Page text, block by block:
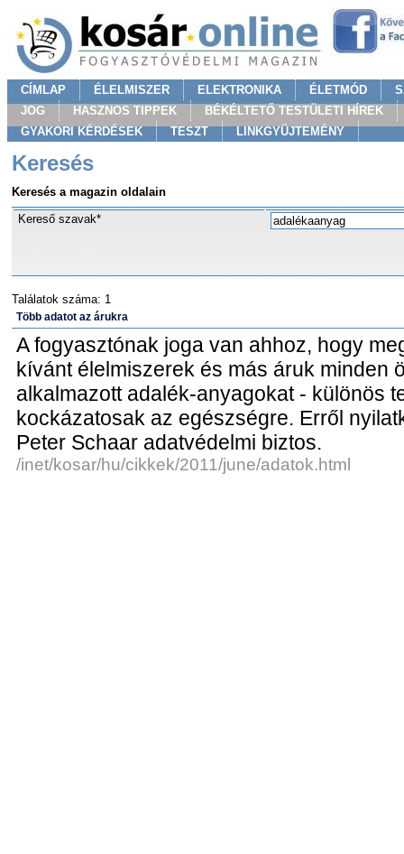
CÍMLAP ÉLELMISZER ELEKTRONIKA ÉLETMÓD
JOG
HASZNOS TIPPEK
BÉKÉLTETŐ TESTÜLETI HÍREK
GYAKORI KÉRDÉSEK
TESZT LINKGYÜJTEMÉNY
Keresés
Keresés a magazin oldalain
Kereső szavak*
Találatok száma: 1
Több adatot az árukra
A fogyasztónak joga van ahhoz, hogy
kívánt élelmiszerek és más áruk minden
alkalmazott adalék-anyagokat - különös
kockázatosak az egészségre. Erről
Peter Schaar adatvédelmi biztos.
/inet/kosar/hu/cikkek/2011/june/adatok.html